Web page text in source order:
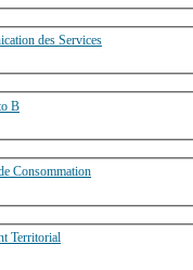
des Services
B
Consommation
Territorial